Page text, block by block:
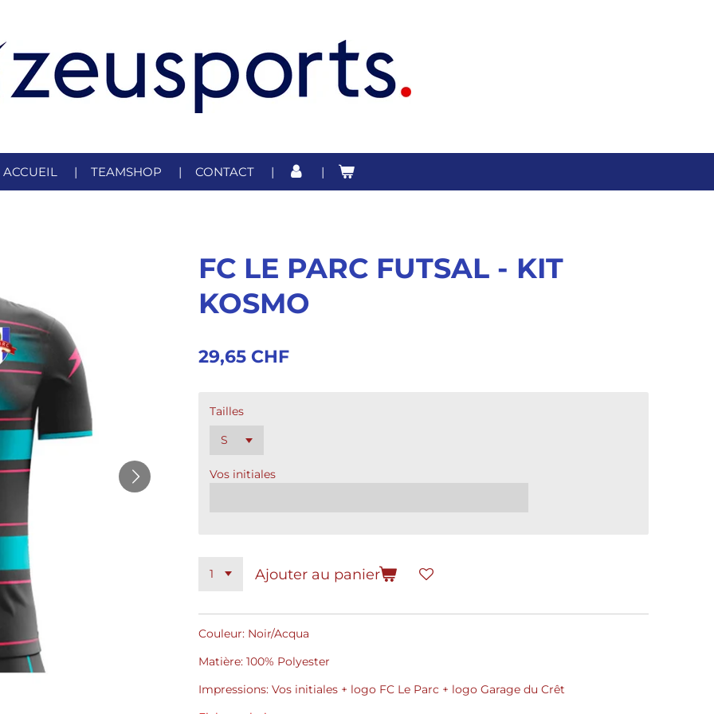
ACCUEIL TEAMSHOP CONTACT
FC LE PARC FUTSAL - KIT
KOSMO
29,65 CHF
Tailles
Vos initiales
Ajouter au panier
Couleur: Noir/Acqua
Matière: 100% Polyester
Impressions: Vos initiales + logo FC Le Parc + logo Garage du Crêt